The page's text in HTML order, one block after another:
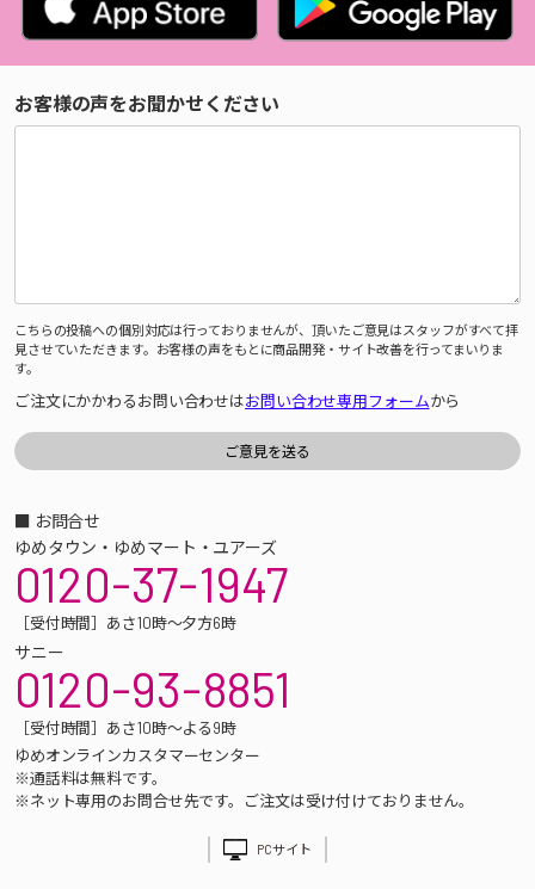
お客様の声をお聞かせください
こちらの投稿への個別対応は行っておりませんが、頂いたご意見はスタッフがすべて拝
見させていただきます。お客様の声をもとに商品開発・サイト改善を行ってまいりま
す。
ご注文にかかわるお問い合わせはお問い合わせ専用フォームから
■ お問合せ
ゆめタウン・ゆめマート・ユアーズ
0120-37-1947
［受付時間］あさ10時～夕方6時
サニー
0120-93-8851
［受付時間］あさ10時～よる9時
ゆめオンラインカスタマーセンター
※通話料は無料です。
※ネット専用のお問合せ先です。ご注文は受け付けておりません。
PCサイト